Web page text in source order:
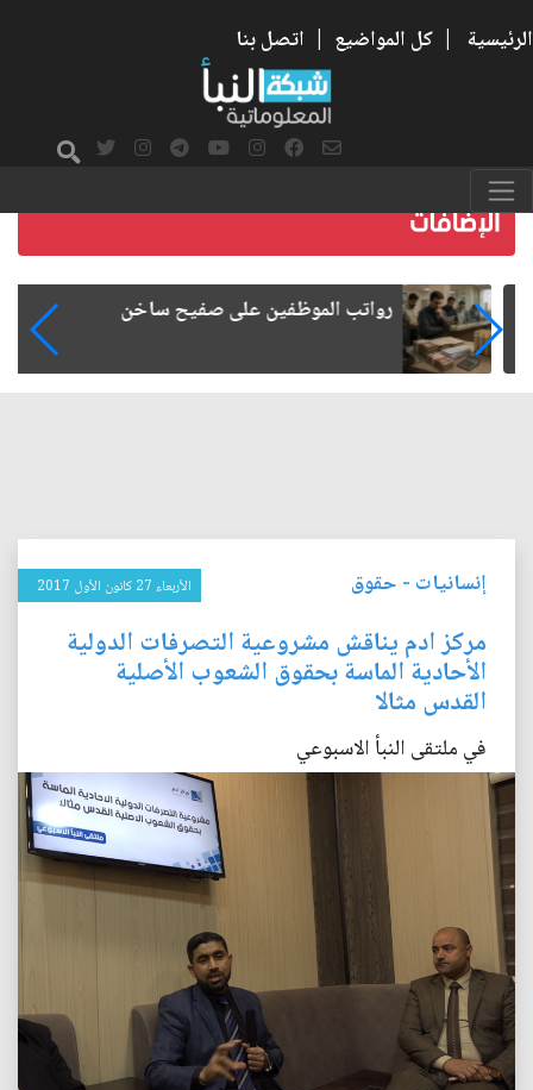
الرئيسية | كل المواضيع | اتصل بنا
رواتب الموظفين على صفيح ساخن
إنسانيات - حقوق الأربعاء 27 كانون الأول 2017
مركز ادم يناقش مشروعية التصرفات الدولية
الأحادية الماسة بحقوق الشعوب الأصلية
القدس مثالا
في ملتقى النبأ الاسبوعي